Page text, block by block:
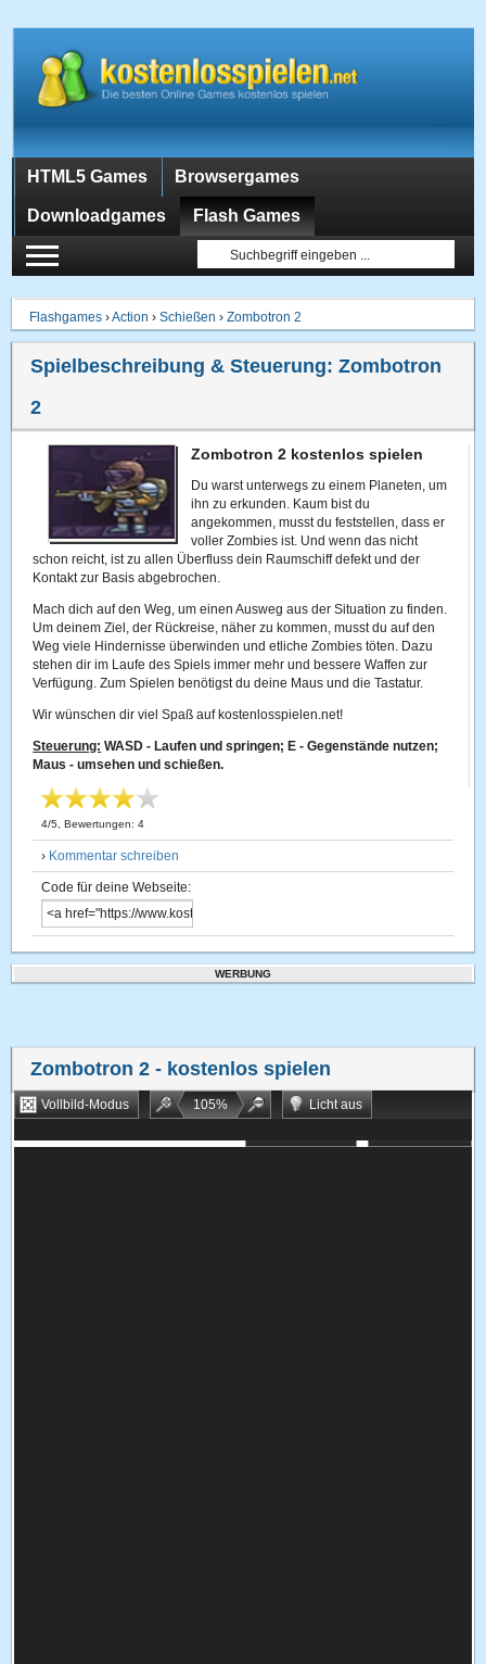
HTML5 Games Browsergames
Downloadgames Flash Games
Flashgames ›Action ›Schießen ›Zombotron 2
Spielbeschreibung & Steuerung:Zombotron
2
Zombotron 2 kostenlos spielen
Du warst unterwegs zu einem Planeten, um
ihn zu erkunden. Kaum bist du
angekommen, musst du feststellen, dass er
voller Zombies ist. Und wenn das nicht
schon reicht, ist zu allen Überfluss dein Raumschiff defekt und der
Kontakt zur Basis abgebrochen.
Mach dich auf den Weg, um einen Ausweg aus der Situation zu finden.
Um deinem Ziel, der Rückreise, näher zu kommen, musst du auf den
Weg viele Hindernisse überwinden und etliche Zombies töten. Dazu
stehen dir im Laufe des Spiels immer mehr und bessere Waffen zur
Verfügung. Zum Spielen benötigst du deine Maus und die Tastatur.
Wir wünschen dir viel Spaß auf kostenlosspielen.net!
Steuerung: WASD - Laufen und springen; E - Gegenstände nutzen;
Maus - umsehen und schießen.
4/5 , Bewertungen:4
› Kommentar schreiben
Code für deine Webseite:
WERBUNG
Zombotron 2 - kostenlos spielen
Vollbild-Modus 105%
Licht aus